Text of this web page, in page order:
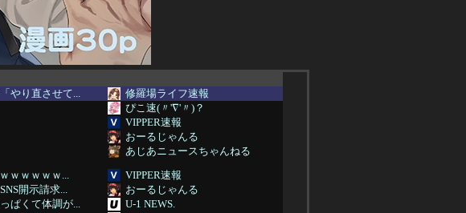
やり直させて...
修羅場ライフ速報
ぴこ速(〃'∇'〃)？
VIPPER速報
おーるじゃんる
あじあニュースちゃんねる
ｗｗｗｗｗ...
VIPPER速報
開示請求...
おーるじゃんる
ぱくて体調が...
U-1 NEWS.